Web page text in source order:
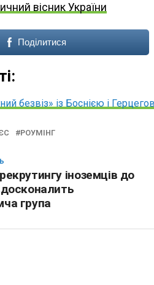
вісник України
Поділитися
безвіз» із Боснією і
РОУМІНГ
іноземців до
група